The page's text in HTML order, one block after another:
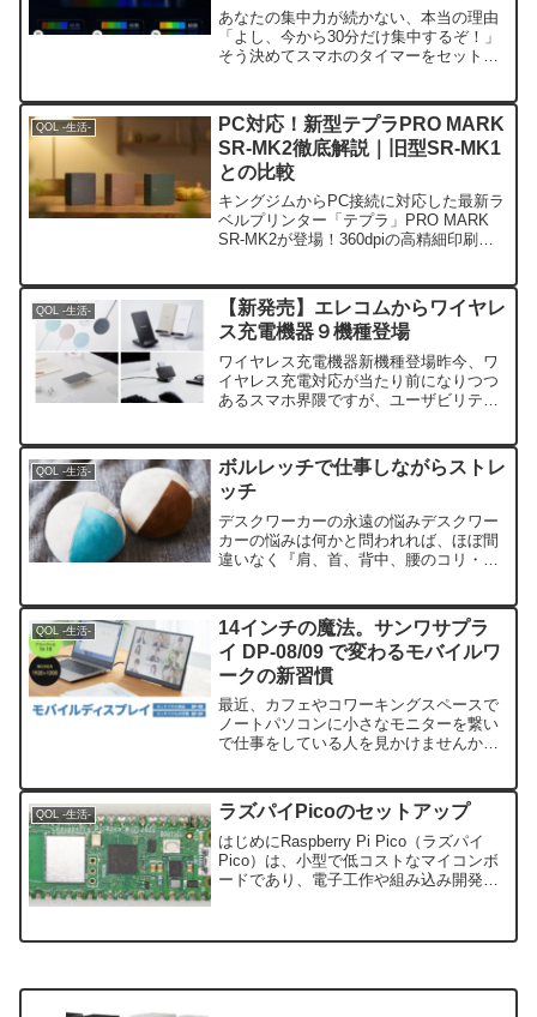
入体験」
あなたの集中力が続かない、本当の理由
「よし、今から30分だけ集中するぞ！」
そう決めてスマホのタイマーをセットし
現代の私たちは、常に注意力を奪い合う
デジタルな誘惑に囲ま...
QOL -生活-
PC対応！新型テプラPRO MARK
SR-MK2徹底解説｜旧型SR-MK1
との比較
キングジムからPC接続に対応した最新ラ
ベルプリンター「テプラ」PRO MARK
SR-MK2が登場！360dpiの高精細印刷や
やすく徹底解説します。
QOL -生活-
【新発売】エレコムからワイヤレ
ス充電機器９機種登場
ワイヤレス充電機器新機種登場昨今、ワ
イヤレス充電対応が当たり前になりつつ
あるスマホ界隈ですが、ユーザビリティ
レコムHP卓上タイプQi対応ワイヤレス充
電器非常にコンパクト...
QOL -生活-
ボルレッチで仕事しながらストレ
ッチ
デスクワーカーの永遠の悩みデスクワー
カーの悩みは何かと問われれば、ほぼ間
違いなく『肩、首、背中、腰のコリ・疲
う職業柄、どうしても避けては通れない
悩みです。コリをほぐすには...
QOL -生活-
14インチの魔法。サンワサプラ
イ DP-08/09 で変わるモバイルワ
ークの新習慣
最近、カフェやコワーキングスペースで
ノートパソコンに小さなモニターを繋い
で仕事をしている人を見かけませんか。
戻れないという声もよく聞きます。今回
注目するのは、日本の老舗...
QOL -生活- ラズパイPicoのセットアップ
はじめにRaspberry Pi Pico（ラズパイ
Pico）は、小型で低コストなマイコンボ
ードであり、電子工作や組み込み開発に
をわかりやすく説明します。【 送料無...